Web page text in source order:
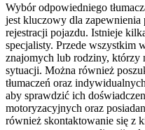
Wybór odpowiedniego
jest kluczowy dla zapewnienia
rejestracji pojazdu. Istnieje
specjalisty. Przede wszystkim
znajomych lub rodziny, którzy
sytuacji. Można również
tłumaczeń oraz
aby sprawdzić ich
motoryzacyjnych oraz
również skontaktowanie się z